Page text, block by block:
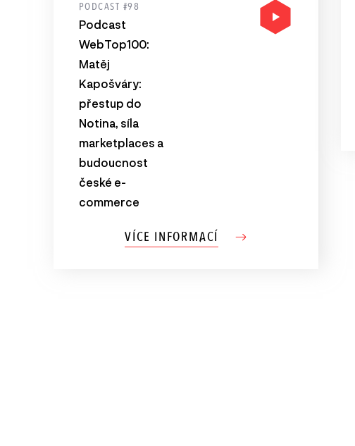
PODCAST #98
Podcast
WebTop100:
Matěj
Kapošváry:
přestup do
Notina, síla
marketplaces a
budoucnost
české e-
commerce
VÍCE INFORMACÍ